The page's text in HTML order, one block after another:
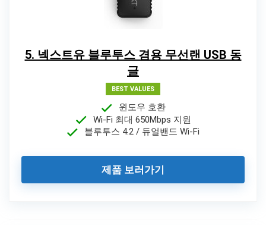
5. 넥스트유 블루투스 겸용 무선랜 USB 동
글
BEST VALUES
윈도우 호환
Wi-Fi 최대 650Mbps 지원
블루투스 4.2 / 듀얼밴드 Wi-Fi
제품 보러가기